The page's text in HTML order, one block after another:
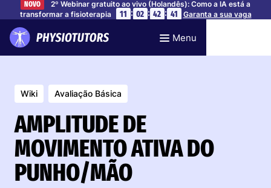
NOVO
2º Webinar gratuito ao vivo (Holandês): Como a IA está a
transformar a fisioterapia
11 : 02 : 42 : 40 Garanta a sua vaga
Menu
Wiki Avaliação Básica
AMPLITUDE DE
MOVIMENTO ATIVA DO
PUNHO/MÃO